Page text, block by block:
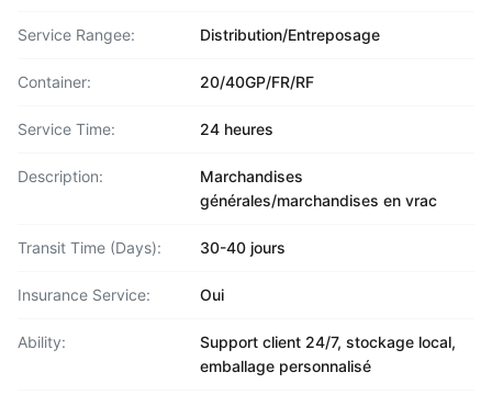
Service Rangee: Distribution/Entreposage
Container: 20/40GP/FR/RF
Service Time: 24 heures
Description:
Marchandises
générales/marchandises en vrac
Transit Time (Days): 30-40 jours
Insurance Service: Oui
Ability:
Support client 24/7, stockage local,
emballage personnalisé